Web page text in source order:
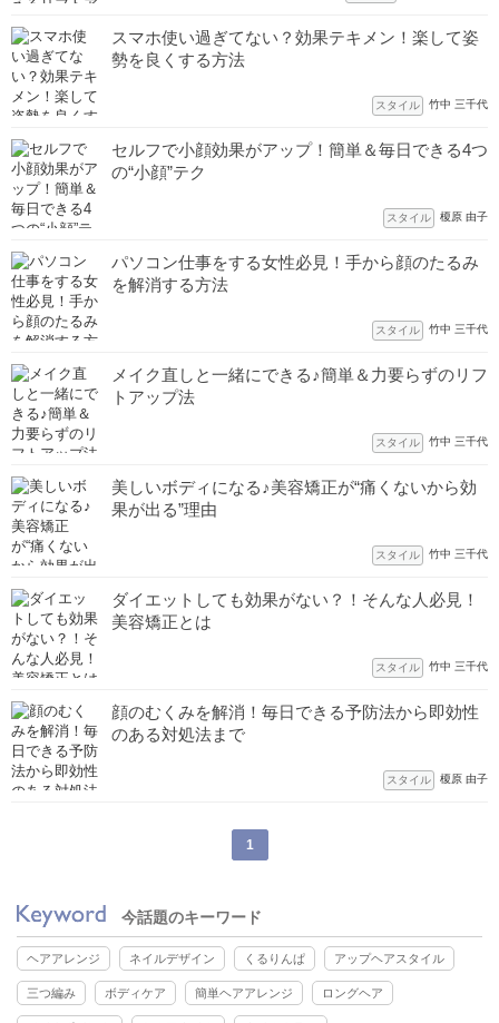
スマホ使い過ぎてない？効果テキメン！楽して姿
勢を良くする方法
スタイル 竹中 三千代
セルフで小顔効果がアップ！簡単＆毎日できる4つ
の“小顔”テク
スタイル 榎原 由子
パソコン仕事をする女性必見！手から顔のたるみ
を解消する方法
スタイル 竹中 三千代
メイク直しと一緒にできる♪簡単＆力要らずのリフ
トアップ法
スタイル 竹中 三千代
美しいボディになる♪美容矯正が“痛くないから効
果が出る”理由
スタイル 竹中 三千代
ダイエットしても効果がない？！そんな人必見！
美容矯正とは
スタイル 竹中 三千代
顔のむくみを解消！毎日できる予防法から即効性
のある対処法まで
スタイル 榎原 由子
1
今話題のキーワード
ヘアアレンジ ネイルデザイン くるりんぱ アップヘアスタイル
三つ編み ボディケア 簡単ヘアアレンジ ロングヘア